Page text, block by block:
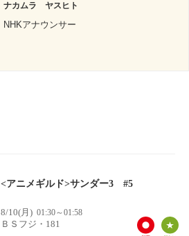
ナカムラ ヤスヒト
NHKアナウンサー
<アニメギルド>サンダー3 #5
8/10(月) 01:30～01:58
ＢＳフジ・181